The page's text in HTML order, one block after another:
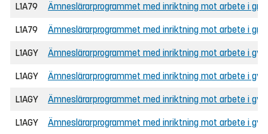
L1A79 Ämneslärarprogrammet med inriktning mot arbete i
L1A79 Ämneslärarprogrammet med inriktning mot arbete i
L1AGY Ämneslärarprogrammet med inriktning mot arbete i
L1AGY Ämneslärarprogrammet med inriktning mot arbete i
L1AGY Ämneslärarprogrammet med inriktning mot arbete i
L1AGY Ämneslärarprogrammet med inriktning mot arbete i